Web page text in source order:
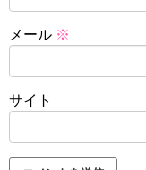
メール ※
サイト